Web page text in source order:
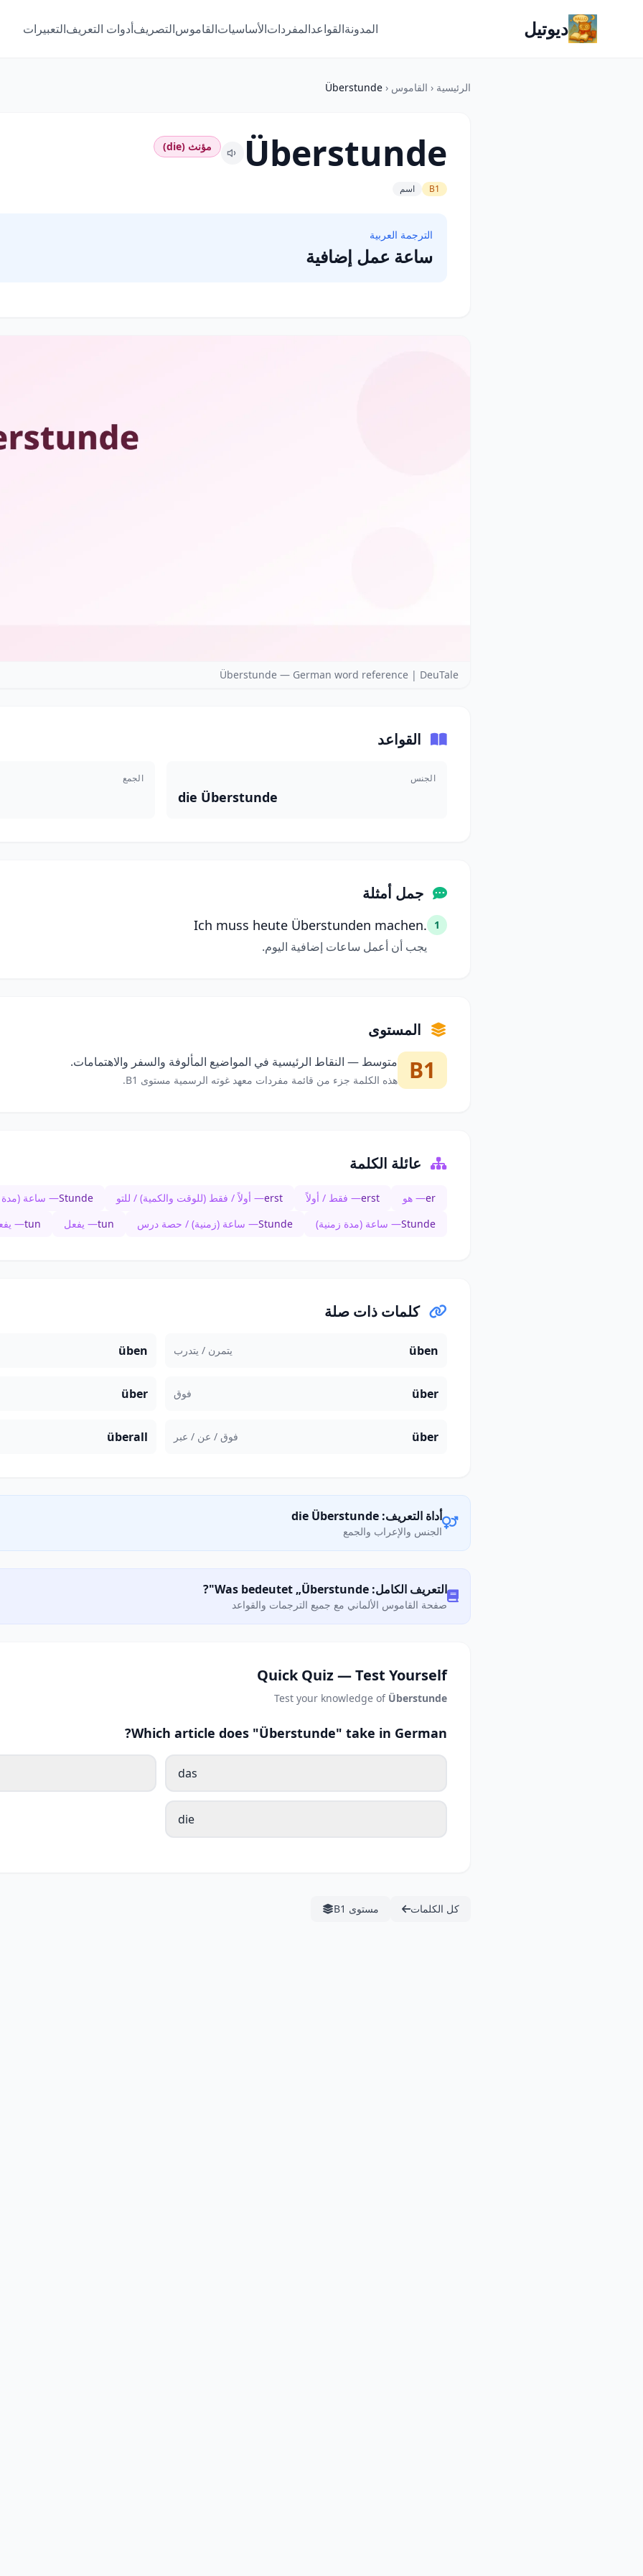
ديوتيل المدونةالقواعدالمفرداتالأساسياتالقاموسالتصريفأدوات التعريفالتعبيرات
الرئيسية ‹ القاموس ‹
Überstunde
Überstunde مؤنث (die)
B1 اسم
الترجمة العربية
ساعة عمل إضافية
Überstunde — German word reference | DeuTale
القواعد
الجنس
die Überstunde
الجمع
جمل أمثلة
1
Ich muss heute Überstunden machen.
يجب أن أعمل ساعات إضافية اليوم.
المستوى
B1 متوسط — النقاط الرئيسية في المواضيع المألوفة والسفر والاهتمامات.
هذه الكلمة جزء من قائمة مفردات معهد غوته الرسمية مستوى B1.
عائلة الكلمة
er— هو erst— فقط / أولاً erst— أولاً / فقط (للوقت والكمية) / للتو Stunde— ساعة (مدة
Stunde— ساعة (مدة زمنية) Stunde— ساعة (زمنية) / حصة درس tun— يفعل tun
—
كلمات ذات صلة
üben يتمرن / يتدرب üben
über فوق über
über فوق / عن / عبر überall
أداة التعريف: die Überstunde
الجنس والإعراب والجمع
التعريف الكامل: Was bedeutet „Überstunde"?
صفحة القاموس الألماني مع جميع الترجمات والقواعد
Quick Quiz — Test Yourself
Test your knowledge of Überstunde
Which article does "Überstunde" take in German?
das
die
كل الكلمات مستوى B1